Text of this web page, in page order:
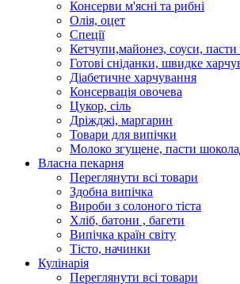
Консерви м'ясні та рибні
Олія, оцет
Спеції
Кетчупи,майонез, соуси, пасти
Готові сніданки, швидке
Діабетичне харчування
Консервація овочева
Цукор, сіль
Дріжджі, маргарин
Товари для випічки
Молоко згущене, пасти
Власна пекарня
Переглянути всі товари
Здобна випічка
Вироби з солоного тіста
Хліб, батони , багети
Випічка країн світу
Тісто, начинки
Кулінарія
Переглянути всі товари